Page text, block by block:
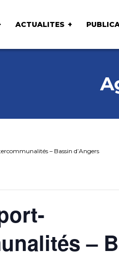
ACTUALITES
– Bassin d’Angers
–